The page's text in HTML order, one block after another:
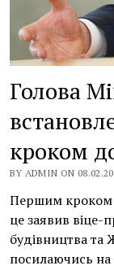
Голова
кроком
BY ADMIN ON
Першим кроком
це заявив віце-
будівництва та
посилаючись